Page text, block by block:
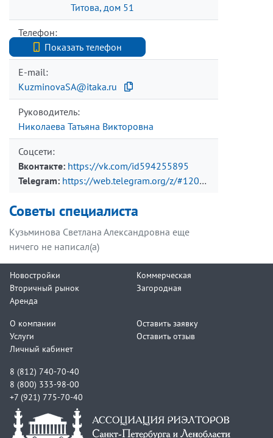
Титова, дом 51
Телефон:
Показать телефон
+7 (812) 740-70-40
E-mail:
KuzminovaSA@itaka.ru
Руководитель:
Николаева Татьяна Викторовна
Соцсети:
Вконтакте: https://vk.com/id594255895
Telegram: https://web.telegram.org/z/#1202956878
Советы специалиста
Кузьминова Светлана Александровна еще
ничего не написал(а)
Новостройки
Вторичный рынок
Аренда
Коммерческая
Загородная
О компании
Услуги
Личный кабинет
Оставить заявку
Оставить отзыв
8 (812) 740-70-40
8 (800) 333-98-00
+7 (921) 775-70-40